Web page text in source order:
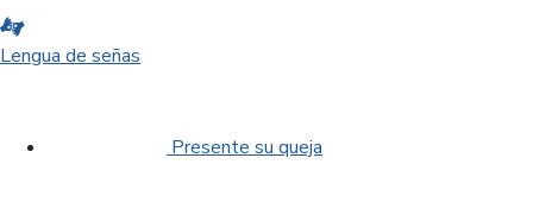
Lengua de señas
Presente su queja